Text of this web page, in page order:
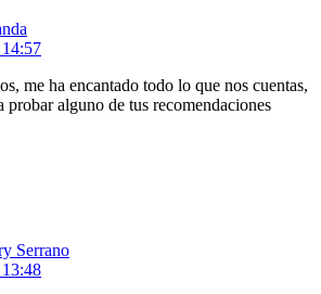
me ha encantado todo lo que nos cuentas,
probar alguno de tus recomendaciones
Serrano